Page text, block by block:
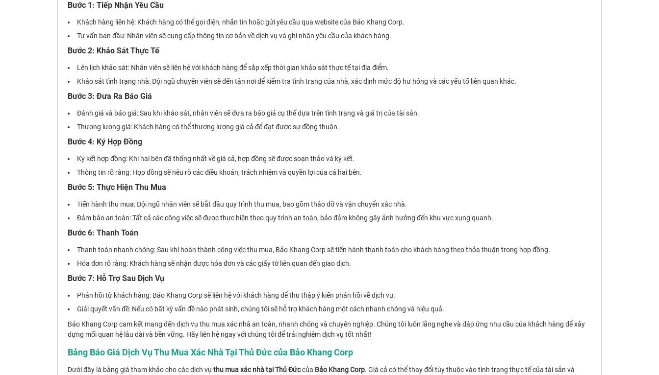
Bước 1: Tiếp Nhận Yêu Cầu
Khách hàng liên hệ: Khách hàng có thể gọi điện, nhắn tin hoặc gửi yêu cầu qua website của Bảo Khang Corp.
Tư vấn ban đầu: Nhân viên sẽ cung cấp thông tin cơ bản về dịch vụ và ghi nhận yêu cầu của khách hàng.
Bước 2: Khảo Sát Thực Tế
Lên lịch khảo sát: Nhân viên sẽ liên hệ với khách hàng để sắp xếp thời gian khảo sát thực tế tại địa điểm.
Khảo sát tình trạng nhà: Đội ngũ chuyên viên sẽ đến tận nơi để kiểm tra tình trạng của nhà, xác định mức độ hư hỏng và các yếu tố liên quan khác.
Bước 3: Đưa Ra Báo Giá
Đánh giá và báo giá: Sau khi khảo sát, nhân viên sẽ đưa ra báo giá cụ thể dựa trên tình trạng và giá trị của tài sản.
Thương lượng giá: Khách hàng có thể thương lượng giá cả để đạt được sự đồng thuận.
Bước 4: Ký Hợp Đồng
Ký kết hợp đồng: Khi hai bên đã thống nhất về giá cả, hợp đồng sẽ được soạn thảo và ký kết.
Thông tin rõ ràng: Hợp đồng sẽ nêu rõ các điều khoản, trách nhiệm và quyền lợi của cả hai bên.
Bước 5: Thực Hiện Thu Mua
Tiến hành thu mua: Đội ngũ nhân viên sẽ bắt đầu quy trình thu mua, bao gồm tháo dỡ và vận chuyển xác nhà.
Đảm bảo an toàn: Tất cả các công việc sẽ được thực hiện theo quy trình an toàn, bảo đảm không gây ảnh hưởng đến khu vực xung quanh.
Bước 6: Thanh Toán
Thanh toán nhanh chóng: Sau khi hoàn thành công việc thu mua, Bảo Khang Corp sẽ tiến hành thanh toán cho khách hàng theo thỏa thuận trong hợp đồng.
Hóa đơn rõ ràng: Khách hàng sẽ nhận được hóa đơn và các giấy tờ liên quan đến giao dịch.
Bước 7: Hỗ Trợ Sau Dịch Vụ
Phản hồi từ khách hàng: Bảo Khang Corp sẽ liên hệ với khách hàng để thu thập ý kiến phản hồi về dịch vụ.
Giải quyết vấn đề: Nếu có bất kỳ vấn đề nào phát sinh, chúng tôi sẽ hỗ trợ khách hàng một cách nhanh chóng và hiệu quả.
Bảo Khang Corp cam kết mang đến dịch vụ thu mua xác nhà an toàn, nhanh chóng và chuyên nghiệp. Chúng tôi luôn lắng nghe và đáp ứng nhu cầu của khách hàng để xây
dựng mối quan hệ lâu dài và bền vững. Hãy liên hệ ngay với chúng tôi để trải nghiệm dịch vụ tốt nhất!
Bảng Báo Giá Dịch Vụ Thu Mua Xác Nhà Tại Thủ Đức của Bảo Khang Corp
Dưới đây là bảng giá tham khảo cho các dịch vụ thu mua xác nhà tại Thủ Đứccủa Bảo Khang Corp. Giá cả có thể thay đổi tùy thuộc vào tình trạng thực tế của tài sản và